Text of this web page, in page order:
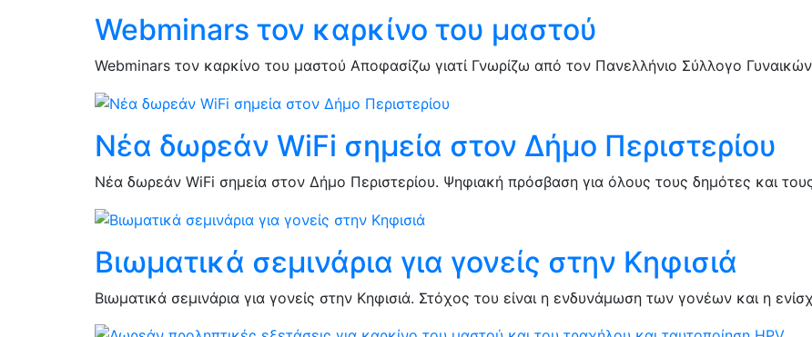
Webminars τον καρκίνο του μαστού
Webminars τον καρκίνο του μαστού Αποφασίζω γιατί Γνωρίζω από τον Πανελλήνιο Σύλλογο
Νέα δωρεάν WiFi σημεία στον Δήμο Περιστερίου
Νέα δωρεάν WiFi σημεία στον Δήμο Περιστερίου. Ψηφιακή πρόσβαση για όλους τους δημότες και
Βιωματικά σεμινάρια για γονείς στην Κηφισιά
Βιωματικά σεμινάρια για γονείς στην Κηφισιά. Στόχος του είναι η ενδυνάμωση των γονέων και η